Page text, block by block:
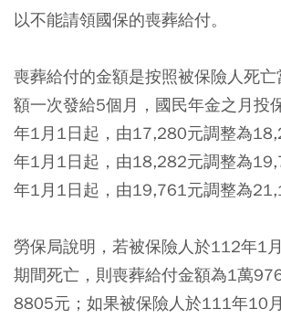
以不能請領國保的喪葬給付。
喪葬給付的金額是按照被保險人死
額一次發給5個月，國民年金之月投
年1月1日起，由17,280元調整為
年1月1日起，由18,282元調整為
年1月1日起，由19,761元調整為
勞保局說明，若被保險人於112年1
期間死亡，則喪葬給付金額為1萬
8805元；如果被保險人於111年10